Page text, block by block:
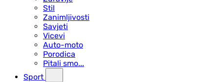
Stil
Zanimljivosti
Savjeti
Vicevi
Auto-moto
Porodica
Pitali smo...
Sport